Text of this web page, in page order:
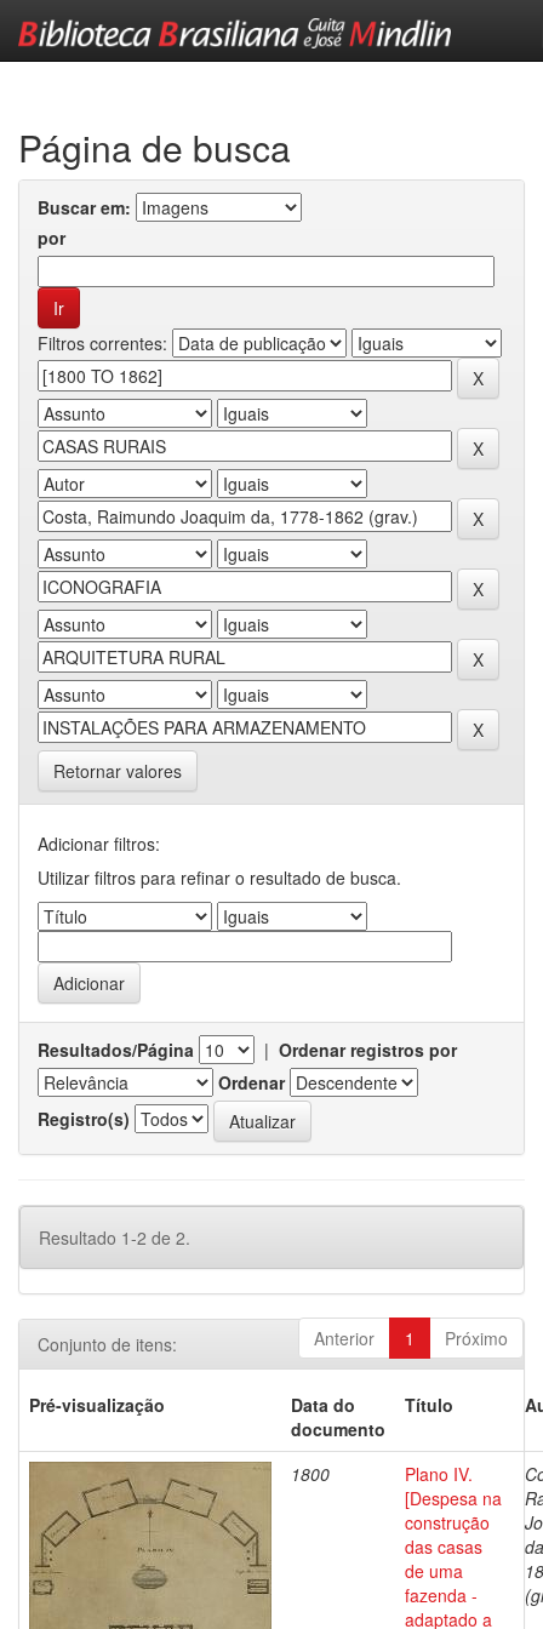
Página de busca
Buscar em:
por
Filtros correntes:
Retornar valores
Adicionar filtros:
Utilizar filtros para refinar o resultado de busca.
Resultados/Página | Ordenar registros por
Ordenar
Registro(s)
Resultado 1-2 de 2.
Anterior 1 Próximo
Conjunto de itens:
Pré-visualização
Data do
documento
Título
1800
Plano IV.
[Despesa na
construção
das casas
de uma
fazenda -
adaptado a